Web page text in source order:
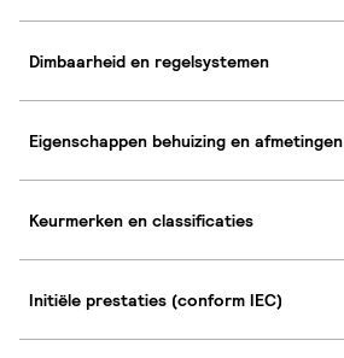
Dimbaarheid en regelsystemen
Eigenschappen behuizing en afmetingen
Keurmerken en classificaties
Initiële prestaties (conform IEC)